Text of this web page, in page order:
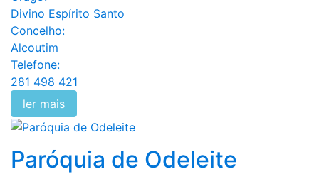
Divino Espírito Santo
Concelho:
Alcoutim
Telefone:
281 498 421
ler mais
Paróquia de Odeleite